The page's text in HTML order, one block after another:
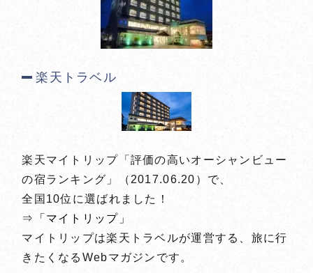
楽天トラベル
楽天マイトリップ「評価の高いオーシャンビュー
の宿ランキング」（2017.06.20）で、
全国10位に選ばれました！
⇒「マイトリップ」
マイトリップは楽天トラベルが運営する、旅に行
きたくなるWebマガジンです。